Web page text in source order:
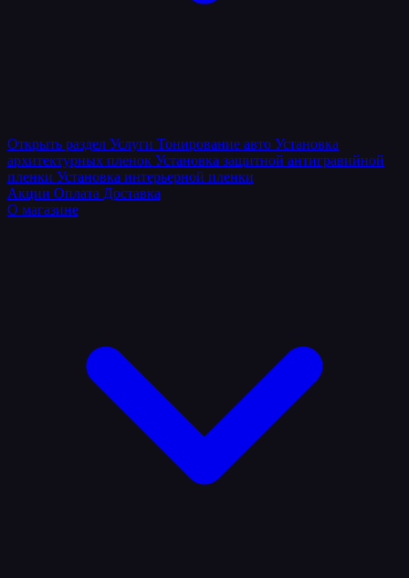
Открыть раздел Услуги Тонирование авто Установка
архитектурных пленок Установка защитной антигравийной
пленки Установка интерьерной пленки
Акции Оплата Доставка
О магазине